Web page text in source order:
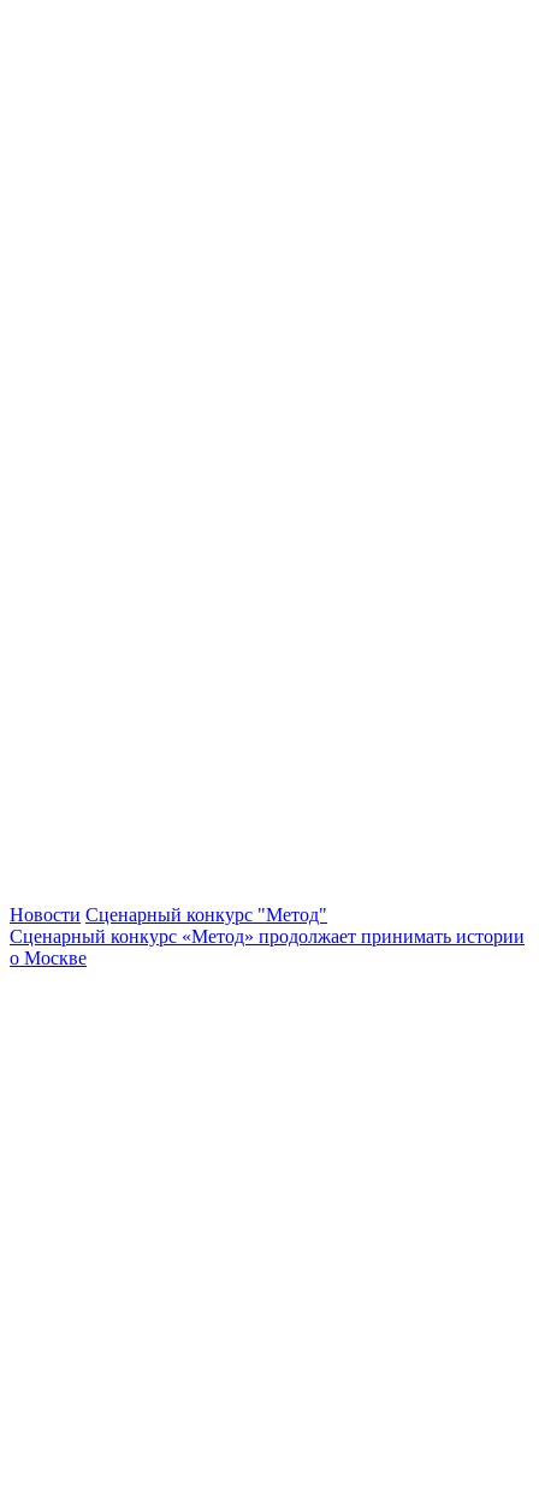
Новости Сценарный конкурс "Метод"
Сценарный конкурс «Метод» продолжает принимать истории
о Москве